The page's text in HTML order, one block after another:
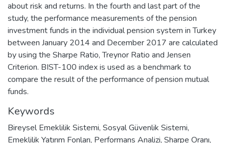
about risk and returns. In the fourth and last part of the
study, the performance measurements of the pension
investment funds in the individual pension system in Turkey
between January 2014 and December 2017 are calculated
by using the Sharpe Ratio, Treynor Ratio and Jensen
Criterion. BIST-100 index is used as a benchmark to
compare the result of the performance of pension mutual
funds.
Keywords
Bireysel Emeklilik Sistemi, Sosyal Güvenlik Sistemi,
Emeklilik Yatırım Fonları, Performans Analizi, Sharpe Oranı,